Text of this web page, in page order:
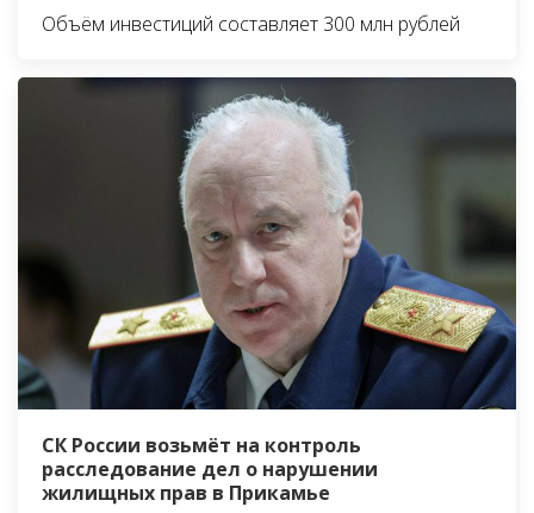
Объём инвестиций составляет 300 млн рублей
СК России возьмёт на контроль
расследование дел о нарушении
жилищных прав в Прикамье